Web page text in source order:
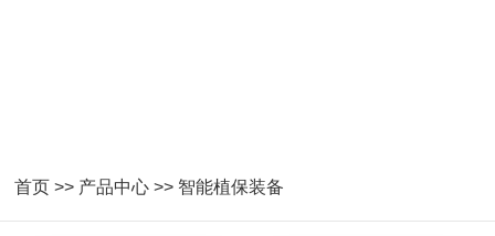
首页 >> 产品中心 >> 智能植保装备